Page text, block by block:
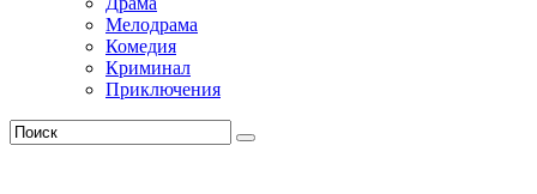
Мелодрама
Комедия
Криминал
Приключения